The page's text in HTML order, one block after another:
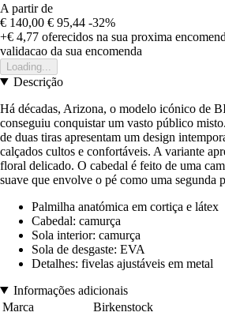
A partir de
€ 140,00 € 95,44 -32%
+€ 4,77 oferecidos na sua proxima
validacao da sua encomenda
Loading...
Descrição
Há décadas, Arizona, o modelo icónico de
conseguiu conquistar um vasto público
de duas tiras apresentam um design
calçados cultos e confortáveis. A variante
floral delicado. O cabedal é feito de uma
suave que envolve o pé como uma segunda
Palmilha anatómica em cortiça e látex
Cabedal: camurça
Sola interior: camurça
Sola de desgaste: EVA
Detalhes: fivelas ajustáveis em metal
Informações adicionais
Marca
Birkenstock